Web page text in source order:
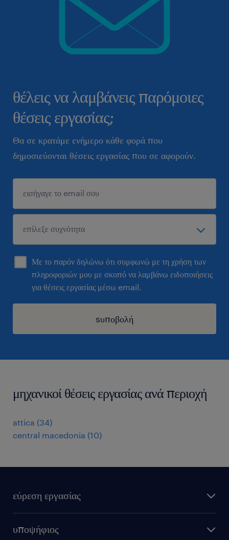
θέλεις να λαμβάνεις παρόμοιες
θέσεις εργασίας;
Θα σε κρατάμε ενήμερο κάθε φορά που
δημοσιεύονται θέσεις εργασίας που σε αφορούν.
Με το παρόν δηλώνω ότι συμφωνώ με τη χρήση των
πληροφοριών μου με σκοπό να λαμβάνω ειδοποιήσεις
για θέσεις εργασίας μέσω email.
sυποβολή
μηχανικοί θέσεις εργασίας ανά περιοχή
attica (34)
central macedonia (10)
εύρεση εργασίας
εξ αποστάσεως εργασία
υποψήφιος